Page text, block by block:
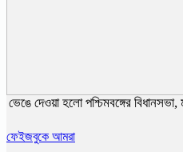
ভেঙে দেওয়া হলো পশ্চিমবঙ্গের
ফেইজবুকে আমরা